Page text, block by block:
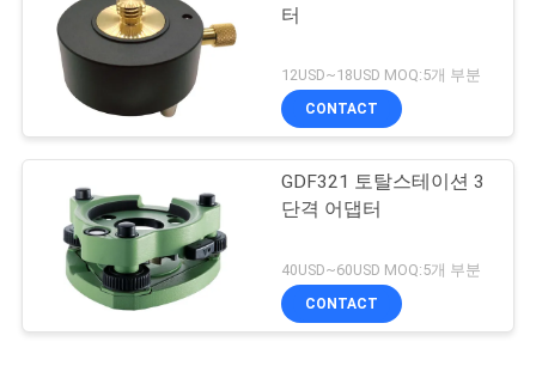
터
12USD~18USD MOQ:5개 부분
CONTACT
GDF321 토탈스테이션 3
단격 어댑터
40USD~60USD MOQ:5개 부분
CONTACT